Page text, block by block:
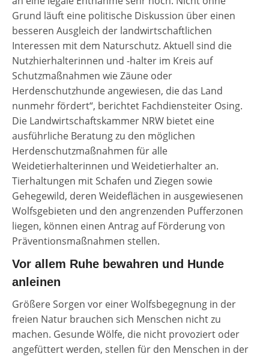
Grund läuft eine politische Diskussion über einen
besseren Ausgleich der landwirtschaftlichen
Interessen mit dem Naturschutz. Aktuell sind die
Nutzhierhalterinnen und -halter im Kreis auf
Schutzmaßnahmen wie Zäune oder
Herdenschutzhunde angewiesen, die das Land
nunmehr fördert“, berichtet Fachdiensteiter Osing.
Die Landwirtschaftskammer NRW bietet eine
ausführliche Beratung zu den möglichen
Herdenschutzmaßnahmen für alle
Weidetierhalterinnen und Weidetierhalter an.
Tierhaltungen mit Schafen und Ziegen sowie
Gehegewild, deren Weideflächen in ausgewiesenen
Wolfsgebieten und den angrenzenden Pufferzonen
liegen, können einen Antrag auf Förderung von
Präventionsmaßnahmen stellen.
Vor allem Ruhe bewahren und Hunde
anleinen
Größere Sorgen vor einer Wolfsbegegnung in der
freien Natur brauchen sich Menschen nicht zu
machen. Gesunde Wölfe, die nicht provoziert oder
angefüttert werden, stellen für den Menschen in der